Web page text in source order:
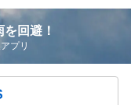
回避！
プリ